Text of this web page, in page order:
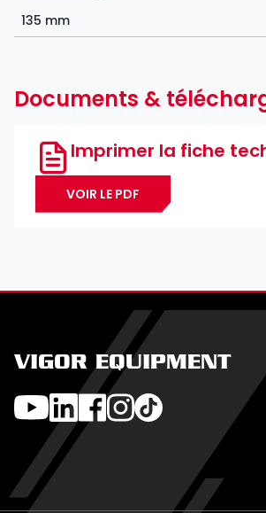
135 mm
Documents &
Imprimer la fiche
VOIR LE PDF
VIGOR EQUIPMENT